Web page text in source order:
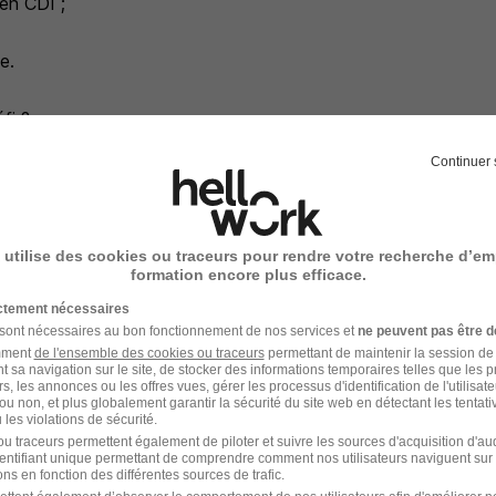
?
nous votre candidature à jour ou contactez-nous !
avec vous par téléphone ou de vous accueillir
sont traitées avec soin et ne restent pas sans réponse.
enfants (nounou est un métier à part entière),
et vérifiable sur le même type de poste (sphère familiale
Continuer
utilise des cookies ou traceurs pour rendre votre recherche
formation encore plus efficace.
nécessaires
nécessaires au bon fonctionnement de nos services et ne peuvent pas être
de l'ensemble des cookies ou traceurspermettant de maintenir la session
sa navigation sur le site, de stocker des informations temporaires telles que les
les annonces ou les offres vues, gérer les processus d'identification de
non, et plus globalement garantir la sécurité du site web en détectant les
violations de sécurité.
traceurs permettent également de piloter et suivre les sources d'acquisition
unique permettant de comprendre comment nos utilisateurs naviguent sur
en fonction des différentes sources de trafic.